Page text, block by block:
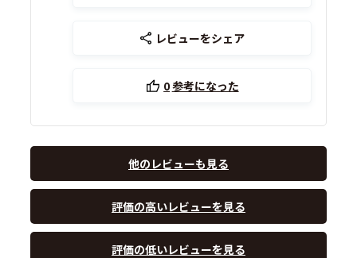
レビューをシェア
0参考になった
他のレビューも見る
評価の高いレビューを見る
評価の低いレビューを見る